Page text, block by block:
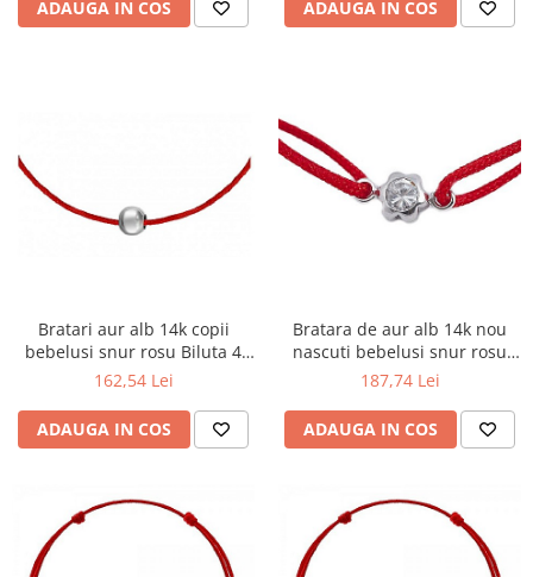
ADAUGA IN COS ADAUGA IN COS
Bratari aur alb 14k copii
bebelusi snur rosu Biluta 4
mm
162,54 Lei
ADAUGA IN COS
Bratara de aur alb 14k nou
nascuti bebelusi snur rosu
Floricica cu piatra
187,74 Lei
ADAUGA IN COS